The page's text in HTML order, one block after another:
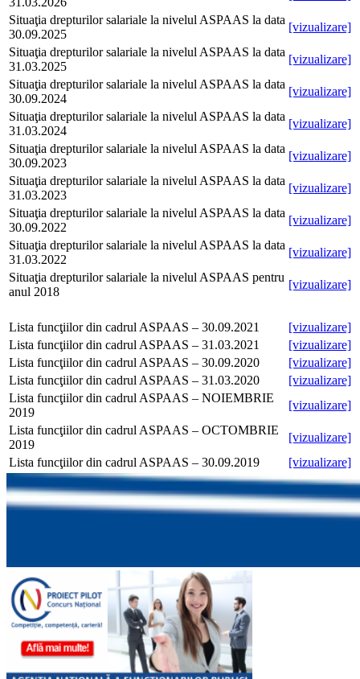
Situaţia drepturilor salariale la nivelul ASPAAS la data
30.09.2025
[vizualizare]
Situaţia drepturilor salariale la nivelul ASPAAS la data
31.03.2025
[vizualizare]
Situaţia drepturilor salariale la nivelul ASPAAS la data
30.09.2024
[vizualizare]
Situaţia drepturilor salariale la nivelul ASPAAS la data
31.03.2024
[vizualizare]
Situaţia drepturilor salariale la nivelul ASPAAS la data
30.09.2023
[vizualizare]
Situaţia drepturilor salariale la nivelul ASPAAS la data
31.03.2023
[vizualizare]
Situaţia drepturilor salariale la nivelul ASPAAS la data
30.09.2022
[vizualizare]
Situaţia drepturilor salariale la nivelul ASPAAS la data
31.03.2022
[vizualizare]
Situaţia drepturilor salariale la nivelul ASPAAS pentru
anul 2018
[vizualizare]
Lista funcţiilor din cadrul ASPAAS – 30.09.2021
[vizualizare]
Lista funcţiilor din cadrul ASPAAS – 31.03.2021
[vizualizare]
Lista funcţiilor din cadrul ASPAAS – 30.09.2020
[vizualizare]
Lista funcţiilor din cadrul ASPAAS – 31.03.2020
[vizualizare]
Lista funcţiilor din cadrul ASPAAS – NOIEMBRIE
2019
[vizualizare]
Lista funcţiilor din cadrul ASPAAS – OCTOMBRIE
2019
[vizualizare]
Lista funcţiilor din cadrul ASPAAS – 30.09.2019
[vizualizare]
Lista funcţiilor din cadrul ASPAAS – 31.03.2019
[vizualizare]
Lista funcţiilor din cadrul ASPAAS – 30.09.2018
[vizualizare]
Lista funcţiilor din cadrul ASPAAS – 31.03.2018
[vizualizare]